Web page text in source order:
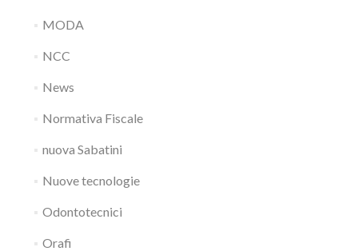
MODA
NCC
News
Normativa Fiscale
nuova Sabatini
Nuove tecnologie
Odontotecnici
Orafi